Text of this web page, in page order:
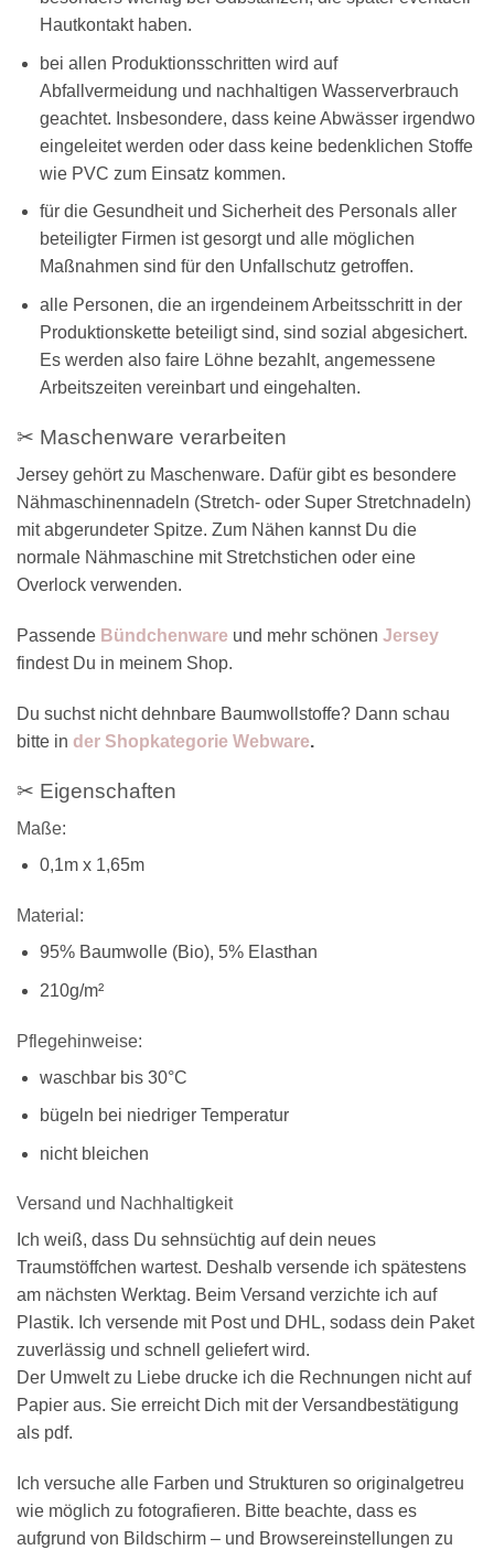
Hautkontakt haben.
bei allen Produktionsschritten wird auf
Abfallvermeidung und nachhaltigen Wasserverbrauch
geachtet. Insbesondere, dass keine Abwässer irgendwo
eingeleitet werden oder dass keine bedenklichen Stoffe
wie PVC zum Einsatz kommen.
für die Gesundheit und Sicherheit des Personals aller
beteiligter Firmen ist gesorgt und alle möglichen
Maßnahmen sind für den Unfallschutz getroffen.
alle Personen, die an irgendeinem Arbeitsschritt in der
Produktionskette beteiligt sind, sind sozial abgesichert.
Es werden also faire Löhne bezahlt, angemessene
Arbeitszeiten vereinbart und eingehalten.
✂ Maschenware verarbeiten
Jersey gehört zu Maschenware. Dafür gibt es besondere
Nähmaschinennadeln (Stretch- oder Super Stretchnadeln)
mit abgerundeter Spitze. Zum Nähen kannst Du die
normale Nähmaschine mit Stretchstichen oder eine
Overlock verwenden.
Passende Bündchenware und mehr schönen Jersey
findest Du in meinem Shop.
Du suchst nicht dehnbare Baumwollstoffe? Dann schau
bitte in der Shopkategorie Webware.
✂ Eigenschaften
Maße:
0,1m x 1,65m
Material:
95% Baumwolle (Bio), 5% Elasthan
210g/m²
Pflegehinweise:
waschbar bis 30°C
bügeln bei niedriger Temperatur
nicht bleichen
Versand und Nachhaltigkeit
Ich weiß, dass Du sehnsüchtig auf dein neues
Traumstöffchen wartest. Deshalb versende ich spätestens
am nächsten Werktag. Beim Versand verzichte ich auf
Plastik. Ich versende mit Post und DHL, sodass dein Paket
zuverlässig und schnell geliefert wird.
Der Umwelt zu Liebe drucke ich die Rechnungen nicht auf
Papier aus. Sie erreicht Dich mit der Versandbestätigung
als pdf.
Ich versuche alle Farben und Strukturen so originalgetreu
wie möglich zu fotografieren. Bitte beachte, dass es
aufgrund von Bildschirm – und Browsereinstellungen zu